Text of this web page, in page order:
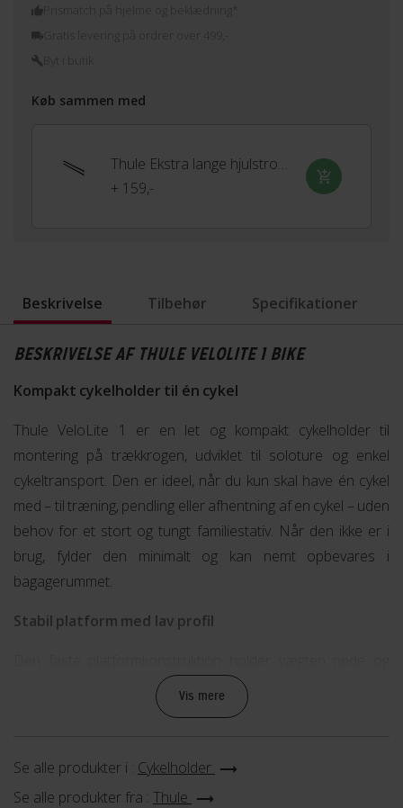
Prismatch på hjelme og beklædning*
Køb sammen med
Thule Ekstra lange hjulstropper
+ 159,-
Beskrivelse Tilbehør Specifikationer
BESKRIVELSE AF THULE VELOLITE 1 BIKE
Kompakt cykelholder til én cykel
Thule VeloLite 1 er en let og kompakt cykelholder til
montering på trækkrogen, udviklet til solo­ture og enkel
cykeltransport. Den er ideel, når du kun skal have én cykel
med – til træning, pendling eller afhentning af en cykel – uden
behov for et stort og tungt familiestativ. Når den ikke er i
brug, fylder den minimalt og kan nemt opbevares i
bagagerummet.
Stabil platform med lav profil
sikrer stabil transport. Takket være den lave profil kan bilens
bagagerum åbnes frit, når der ikke er monteret en cykel,
cykelarm og det drejelige greb passer til mange steltyper og
Vis mere
Se alle produkter i : Cykelholder
Se alle produkter fra : Thule